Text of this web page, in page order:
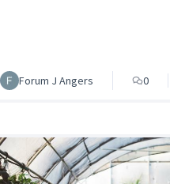
Forum J Angers 0